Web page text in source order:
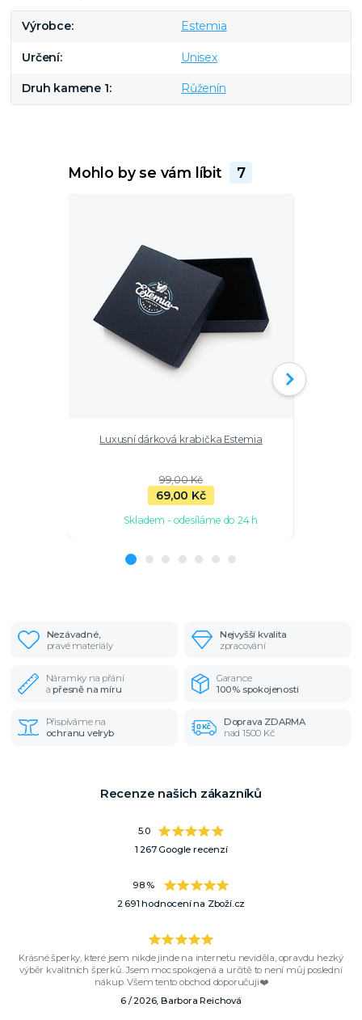
Výrobce Estemia
Určení Unisex
Druh kamene 1 Růženín
Mohlo by se vám líbit 7
Luxusní dárková krabička Estemia
99,00 Kč
69,00 Kč
Skladem - odesíláme do 24 h
Nezávadné,
pravé materiály
Nejvyšší kvalita
zpracování
Náramky na přání
apřesně na míru
Garance
100% spokojenosti
Přispíváme na
ochranu velryb
Doprava ZDARMA
nad 1500 Kč
Recenze našich zákazníků
5.0
1 267 Google recenzí
98 %
2 691 hodnocení na Zboží.cz
Krásné šperky, které jsem nikde jinde na internetu neviděla, opravdu hezký
výběr kvalitních šperků. Jsem moc spokojená a určitě to není můj poslední
nákup. Všem tento obchod doporučuji❤️
6 / 2026, Barbora Reichová